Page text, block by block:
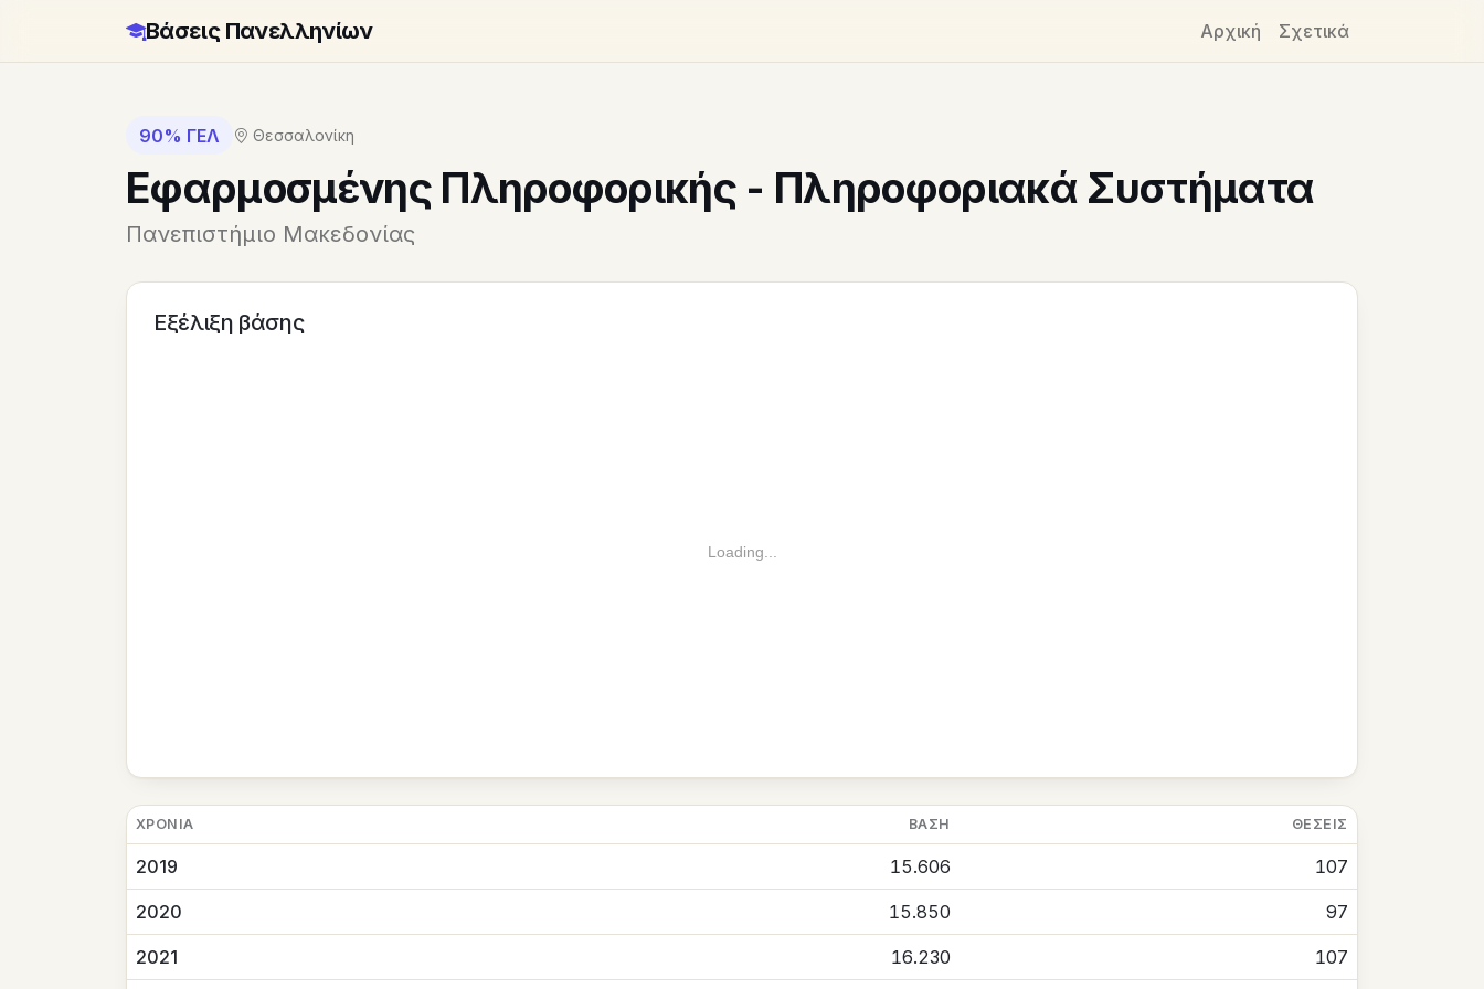
Βάσεις Πανελληνίων Αρχική Σχετικά
90% ΓΕΛ Θεσσαλονίκη
Εφαρμοσμένης Πληροφορικής - Πληροφοριακά Συστήματα
Πανεπιστήμιο Μακεδονίας
Εξέλιξη βάσης
Loading...
ΧΡΟΝΙΆ ΒΆΣΗ ΘΈΣΕΙΣ
2019 15.606 107
2020 15.850 97
2021 16.230 107